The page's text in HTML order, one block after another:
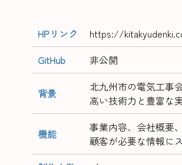
HPリンク
https://
GitHub
非公開
背景
北九州市の電気工事
高い技術力と豊富な
機能
事業内容、会社概要
顧客が必要な情報に